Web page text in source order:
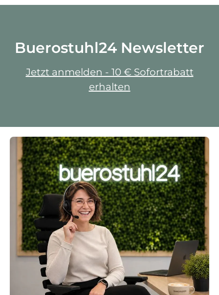
Buerostuhl24 Newsletter
Jetzt anmelden - 10 € Sofortrabatt
erhalten